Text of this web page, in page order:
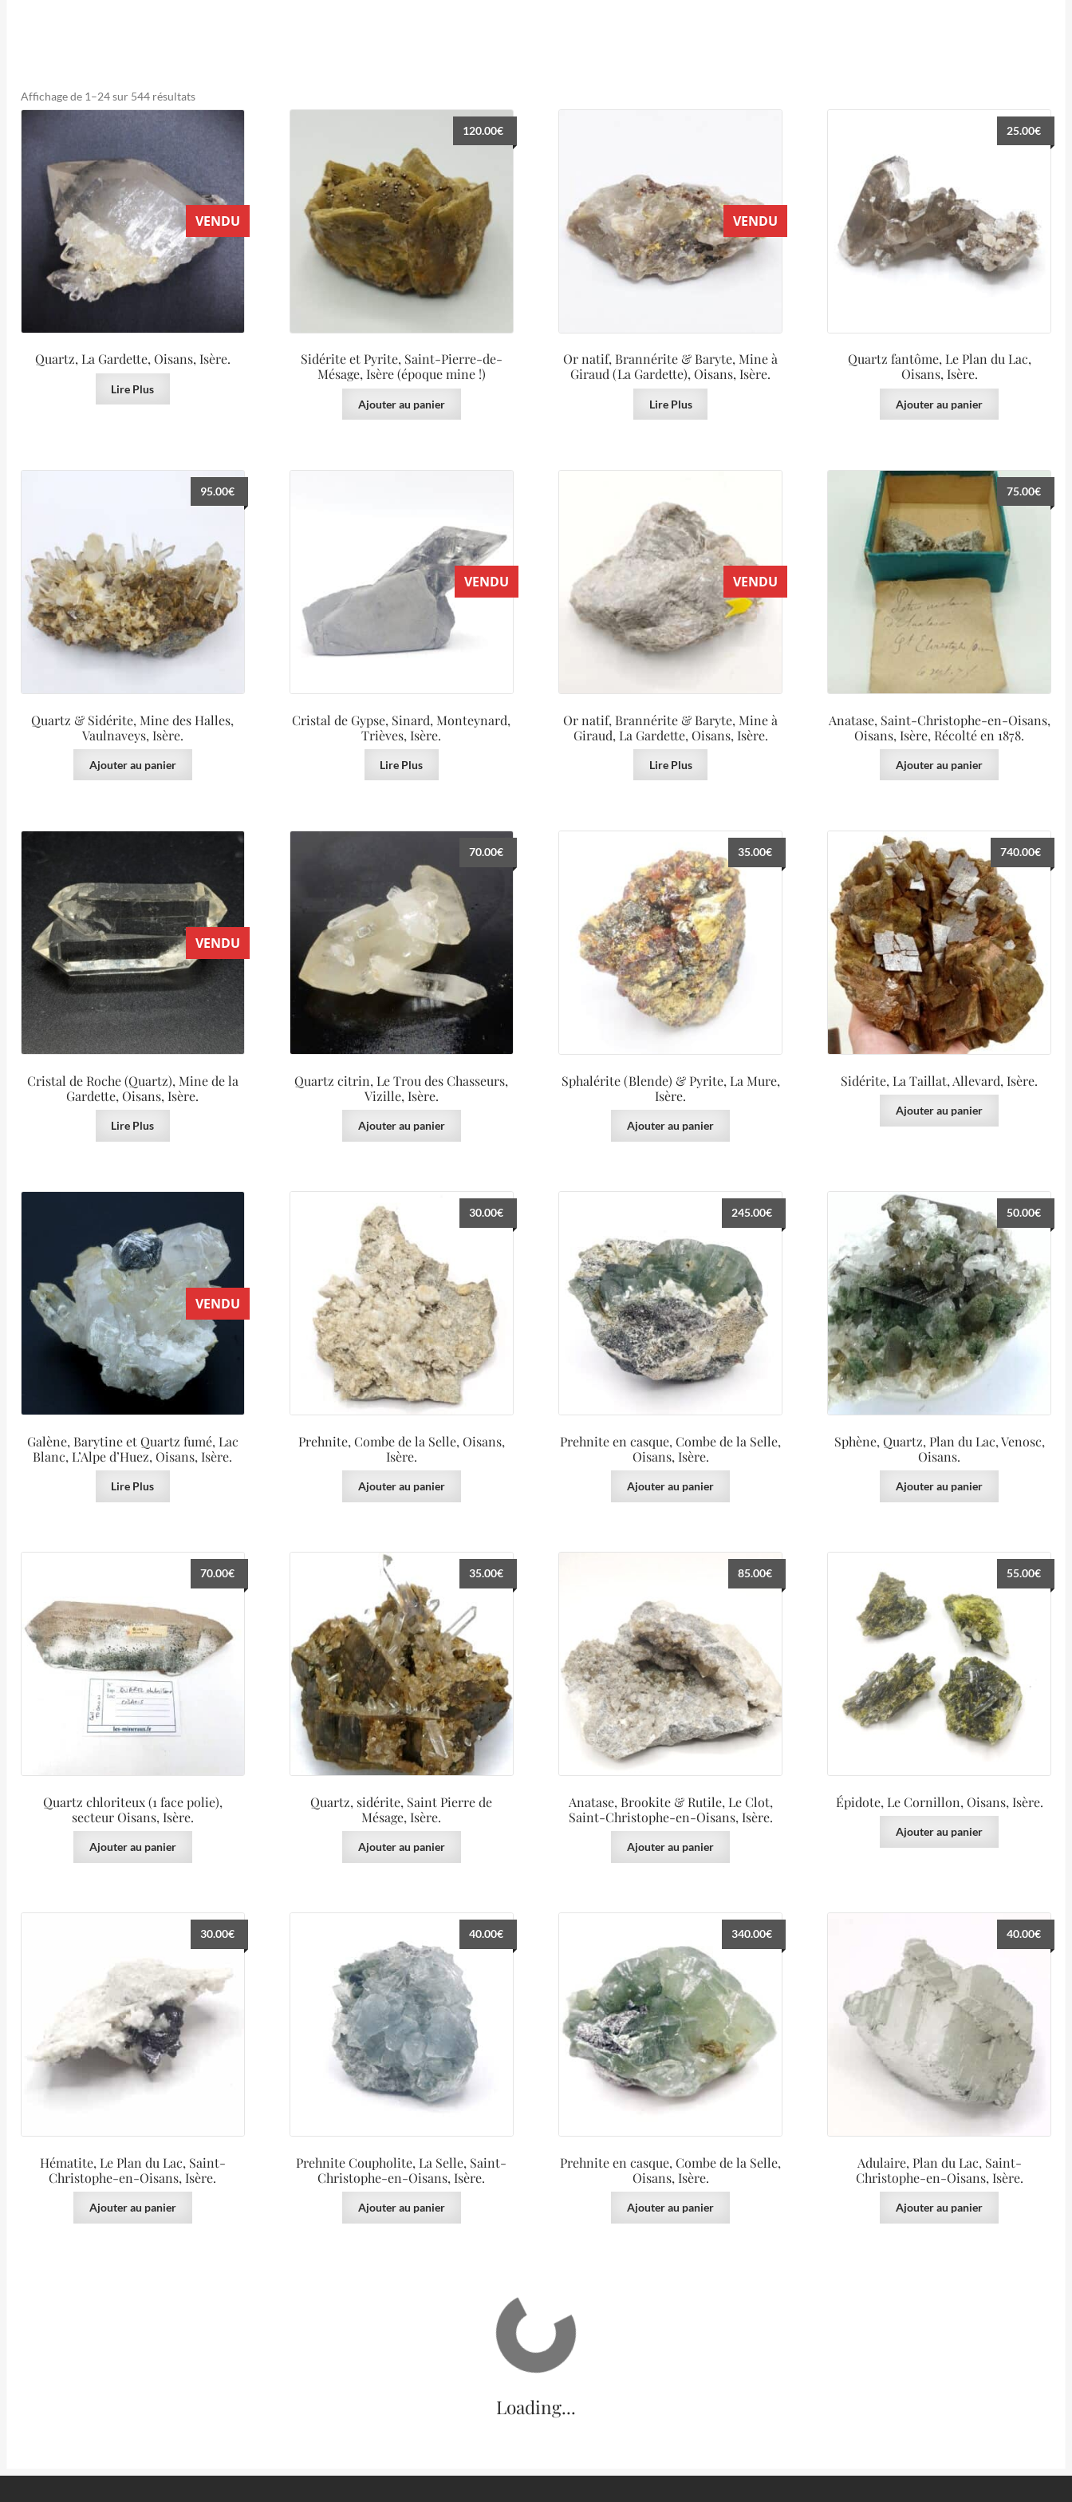
Affichage de 1–24 sur 544 résultatsTrié
du
ancien
VENDU
Quartz, La Gardette, Oisans, Isère.
Lire Plus
Sidérite et Pyrite, Saint-Pierre-de-
Mésage, Isère (époque mine !)
120.00€
Ajouter au panier
VENDU
Or natif, Brannérite & Baryte, Mine à
Giraud (La Gardette), Oisans, Isère.
Lire Plus
Quartz fantôme, Le Plan du Lac,
Oisans, Isère.
25.00€
Ajouter au panier
Quartz & Sidérite, Mine des Halles,
Vaulnaveys, Isère.
95.00€
Ajouter au panier
VENDU
Cristal de Gypse, Sinard, Monteynard,
Trièves, Isère.
Lire Plus
VENDU
Or natif, Brannérite & Baryte, Mine à
Giraud, La Gardette, Oisans, Isère.
Lire Plus
Anatase, Saint-Christophe-en-Oisans,
Oisans, Isère, Récolté en 1878.
75.00€
Ajouter au panier
VENDU
Cristal de Roche (Quartz), Mine de la
Gardette, Oisans, Isère.
Lire Plus
Quartz citrin, Le Trou des Chasseurs,
Vizille, Isère.
70.00€
Ajouter au panier
Sphalérite (Blende) & Pyrite, La Mure,
Isère.
35.00€
Ajouter au panier
Sidérite, La Taillat, Allevard, Isère.
740.00€
Ajouter au panier
VENDU
Galène, Barytine et Quartz fumé, Lac
Blanc, L’Alpe d’Huez, Oisans, Isère.
Lire Plus
Prehnite, Combe de la Selle, Oisans,
Isère.
30.00€
Ajouter au panier
Prehnite en casque, Combe de la Selle,
Oisans, Isère.
245.00€
Ajouter au panier
Sphène, Quartz, Plan du Lac, Venosc,
Oisans.
50.00€
Ajouter au panier
Quartz chloriteux (1 face polie),
secteur Oisans, Isère.
70.00€
Ajouter au panier
Quartz, sidérite, Saint Pierre de
Mésage, Isère.
35.00€
Ajouter au panier
Anatase, Brookite & Rutile, Le Clot,
Saint-Christophe-en-Oisans, Isère.
85.00€
Ajouter au panier
Épidote, Le Cornillon, Oisans, Isère.
55.00€
Ajouter au panier
Hématite, Le Plan du Lac, Saint-
Christophe-en-Oisans, Isère.
30.00€
Ajouter au panier
Prehnite Coupholite, La Selle, Saint-
Christophe-en-Oisans, Isère.
40.00€
Ajouter au panier
Prehnite en casque, Combe de la Selle,
Oisans, Isère.
340.00€
Ajouter au panier
Adulaire, Plan du Lac, Saint-
Christophe-en-Oisans, Isère.
40.00€
Ajouter au panier